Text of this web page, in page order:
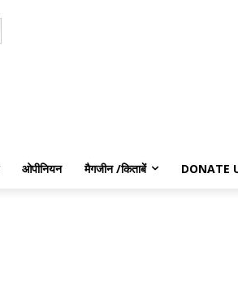
ओपीनियन मैगजीन /किताबें DONATE